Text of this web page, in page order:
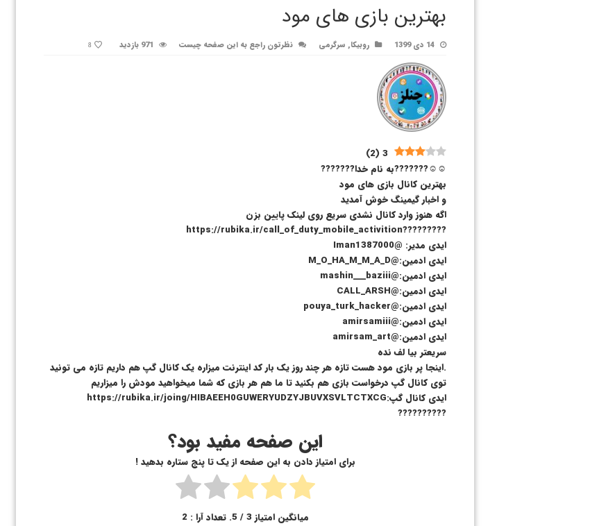
بهترین بازی های مود
14 دی 1399 روبیکا, سرگرمی نظرتون راجع به این صفحه چیست 971 بازدید 8
3
(
2
)
☺️☺️???????به نام خدا???????
بهترین کانال بازی های مود
و اخبار گیمینگ خوش آمدید
اگه هنوز وارد کانال نشدی سریع روی لینک پایین بزن
?????????https://rubika.ir/call_of_duty_mobile_activition
ایدی مدیر: @Iman1387000
ایدی ادمین:@M_O_HA_M_M_A_D
ایدی ادمین:@mashin___baziii
ایدی ادمین:@CALL_ARSH
ایدی ادمین:@pouya_turk_hacker
ایدی ادمین:@amirsamiii
ایدی ادمین:@amirsam_art
سریعتر بیا لف نده
.اینجا پر بازی مود هست تازه هر چند روز یک بار کد اینترنت میزاره یک کانال گپ هم داریم تازه می تونید
توی کانال گپ درخواست بازی هم بکنید تا ما هم هر بازی که شما میخواهید مودش را میزاریم
ایدی کانال گپ:https://rubika.ir/joing/HIBAEEH0GUWERYUDZYJBUVXSVLTCTXCG
??????????
این صفحه مفید بود؟
برای امتیاز دادن به این صفحه از یک تا پنج ستاره بدهید !
میانگین امتیاز 3/ 5. تعداد آرا : 2